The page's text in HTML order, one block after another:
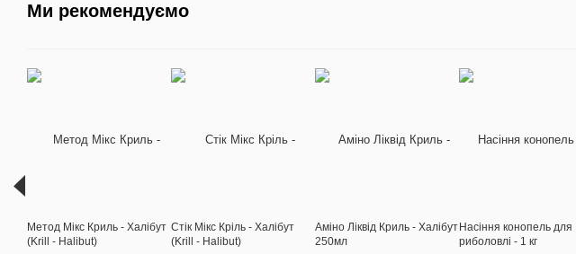
Ми рекомендуємо
Метод Мікс Криль - Халібут
(Krill - Halibut)
Стік Мікс Кріль - Халібут
(Krill - Halibut)
Аміно Ліквід Криль - Халібут
250мл
Насіння конопель для
риболовлі - 1 кг